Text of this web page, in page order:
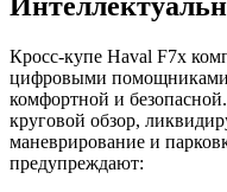
Кросс-купе Haval F7x
цифровыми
комфортной и
круговой обзор,
маневрирование и
предупреждают: